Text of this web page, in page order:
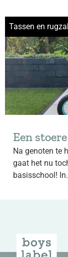
Tassen en
Een
Na genoten te
gaat het nu
basisschool!